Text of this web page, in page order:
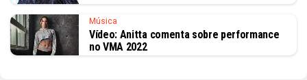
Música
Vídeo: Anitta comenta sobre performance
no VMA 2022